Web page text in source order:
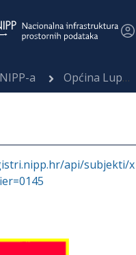
a Općina Lupoglav
api/subjekti/x